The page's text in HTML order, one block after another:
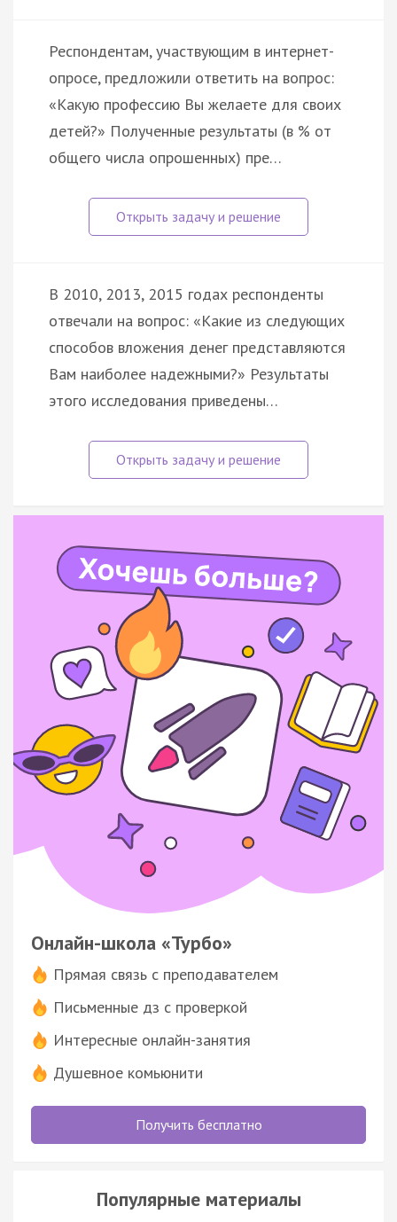
Респондентам, участвующим в интернет-
опросе, предложили ответить на вопрос:
«Какую профессию Вы желаете для своих
детей?» Полученные результаты (в % от
общего числа опрошенных) пре…
В 2010, 2013, 2015 годах респонденты
отвечали на вопрос: «Какие из следующих
способов вложения денег представляются
Вам наиболее надежными?» Результаты
этого исследования приведены…
Онлайн-школа «Турбо»
Прямая связь с преподавателем
Письменные дз с проверкой
Интересные онлайн-занятия
Душевное комьюнити
Получить бесплатно
Популярные материалы